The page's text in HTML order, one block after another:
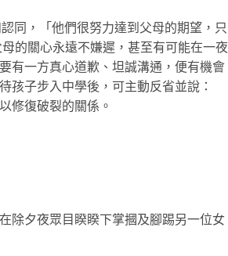
同，「他們很努力達到父母的期望，只
的關心永遠不嫌遲，甚至有可能在一夜
有一方真心道歉、坦誠溝通，便有機會
孩子步入中學後，可主動反省並說：
修復破裂的關係。
除夕夜眾目睽睽下掌摑及腳踢另一位女